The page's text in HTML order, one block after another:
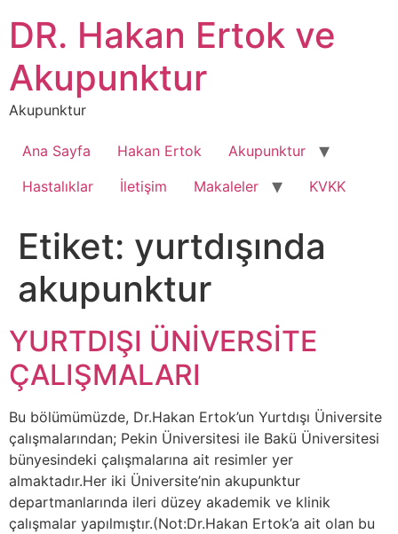
atlaDR. Hakan Ertok ve
Akupunktur
Akupunktur
Ana Sayfa Hakan Ertok
Akupunktur
Hastalıklar
İletişim Makaleler KVKK
Etiket: yurtdışında
akupunktur
YURTDIŞI ÜNİVERSİTE
ÇALIŞMALARI
Bu bölümümüzde, Dr.Hakan Ertok’un Yurtdışı Üniversite
çalışmalarından; Pekin Üniversitesi ile Bakü Üniversitesi
bünyesindeki çalışmalarına ait resimler yer
almaktadır.Her iki Üniversite’nin akupunktur
departmanlarında ileri düzey akademik ve klinik
çalışmalar yapılmıştır.(Not:Dr.Hakan Ertok’a ait olan bu